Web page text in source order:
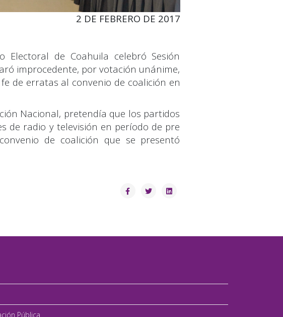
2 DE FEBRERO DE 2017
de Coahuila celebró Sesión
improcedente, por votación unánime,
de erratas al convenio de coalición en
Nacional, pretendía que los partidos
de radio y televisión en período de pre
de coalición que se presentó
Pública